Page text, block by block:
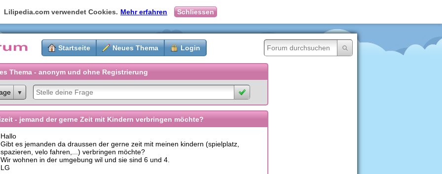
Lilipedia.com verwendet Cookies. Mehr erfahren Schliessen
Startseite Neues Thema Login
Thema - anonym und ohne Registrierung
- jemand der gerne Zeit mit Kindern verbringen möchte?
Hallo
Gibt es jemanden da draussen der gerne zeit mit meinen kindern (spielplatz,
spazieren, velo fahren,...) verbringen möchte?
Wir wohnen in der umgebung wil und sie sind 6 und 4.
LG